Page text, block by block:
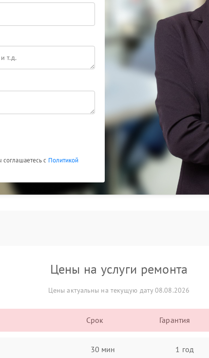
соглашаетесь с Политикой
Цены на услуги ремонта
Цены актуальны на текущую дату 08.08.2026
Срок Гарантия
30 мин 1 год